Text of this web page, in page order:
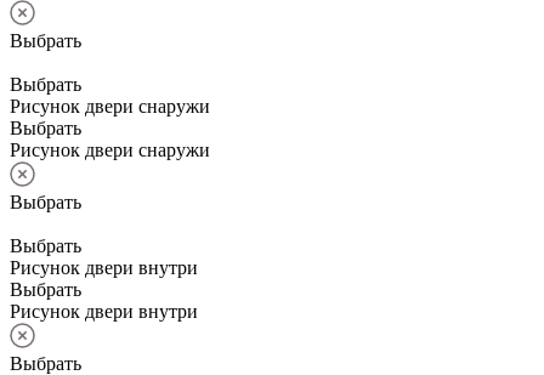
Выбрать
Выбрать
Рисунок двери снаружи
Выбрать
Рисунок двери снаружи
Выбрать
Выбрать
Рисунок двери внутри
Выбрать
Рисунок двери внутри
Выбрать